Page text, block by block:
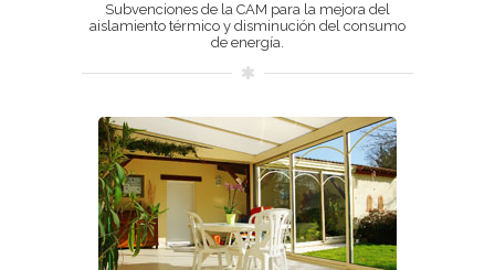
Subvenciones de la CAM para la mejora del
aislamiento térmico y disminución del consumo
de energía.